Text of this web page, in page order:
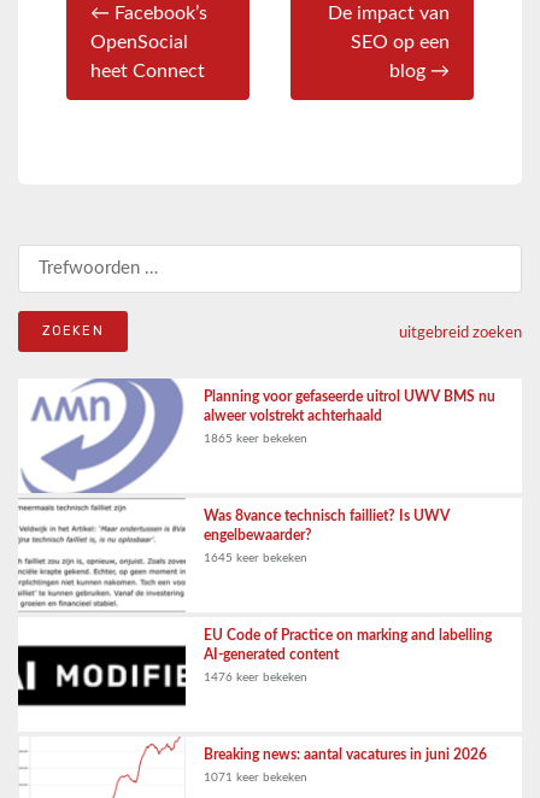
← Facebook’s
OpenSocial
heet Connect
De impact van
SEO op een
blog →
uitgebreid zoeken
Planning voor gefaseerde uitrol UWV BMS nu
alweer volstrekt achterhaald
1865 keer bekeken
Was 8vance technisch failliet? Is UWV
engelbewaarder?
1645 keer bekeken
EU Code of Practice on marking and labelling
AI-generated content
1476 keer bekeken
Breaking news: aantal vacatures in juni 2026
1071 keer bekeken